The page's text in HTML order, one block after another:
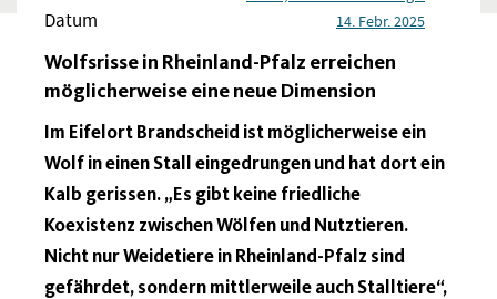
Datum 14. Febr. 2025
Wolfsrisse in Rheinland-Pfalz erreichen
möglicherweise eine neue Dimension
Im Eifelort Brandscheid ist möglicherweise ein
Wolf in einen Stall eingedrungen und hat dort ein
Kalb gerissen. „Es gibt keine friedliche
Koexistenz zwischen Wölfen und Nutztieren.
Nicht nur Weidetiere in Rheinland-Pfalz sind
gefährdet, sondern mittlerweile auch Stalltiere“,